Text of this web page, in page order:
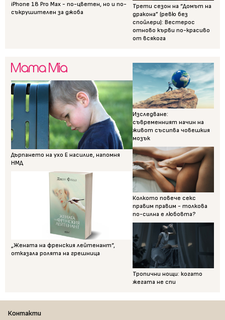
iPhone 18 Pro Max - по-цветен, но и по-
съкрушителен за джоба
Трети сезон на “Домът на
дракона” (ревю без
спойлери): Вестерос
отново кърви по-красиво
от всякога
Дърпането на ухо Е насилие, напомня
НМД
„Жената на френския лейтенант“,
отказала ролята на грешница
Изследване:
съвременният начин на
живот съсипва човешкия
мозък
Колкото повече секс
правим правим - толкова
по-силна е любовта?
Тропични нощи: когато
жегата не спи
Контакти